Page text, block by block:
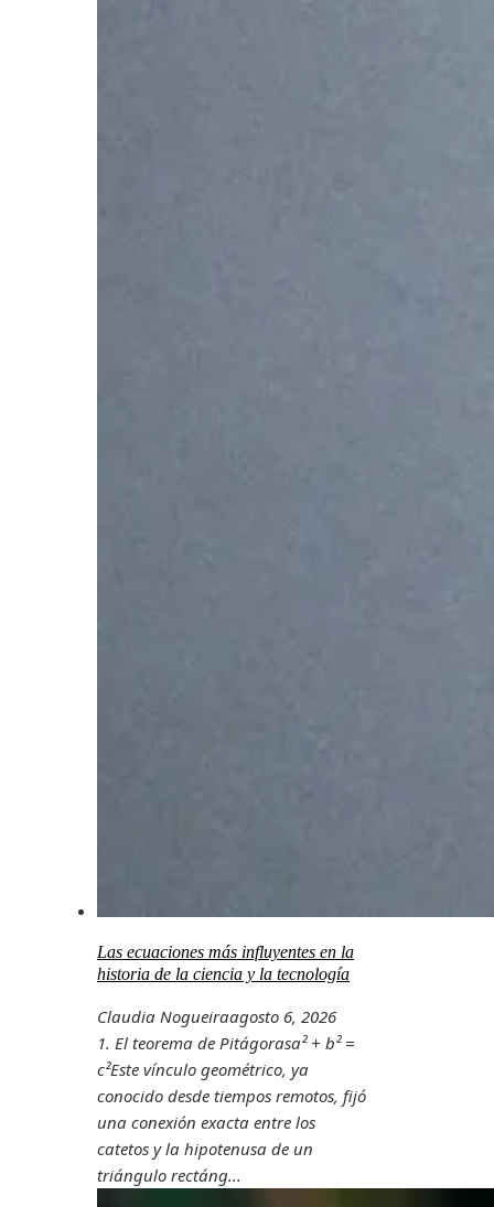
Las ecuaciones más influyentes en la
historia de la ciencia y la tecnología
Claudia Nogueiraagosto 6, 2026
1. El teorema de Pitágorasa² + b² =
c²Este vínculo geométrico, ya
conocido desde tiempos remotos, fijó
una conexión exacta entre los
catetos y la hipotenusa de un
triángulo rectáng...